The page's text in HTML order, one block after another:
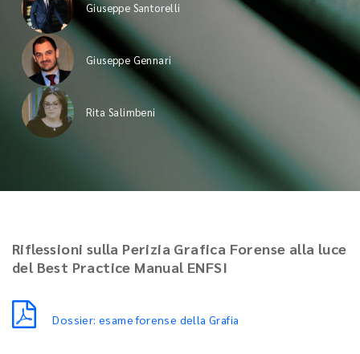
Giuseppe Santorelli
Giuseppe Gennari
Rita Salimbeni
Riflessioni sulla Perizia Grafica Forense alla luce
del Best Practice Manual ENFSI
Dossier: esame forense della Grafia